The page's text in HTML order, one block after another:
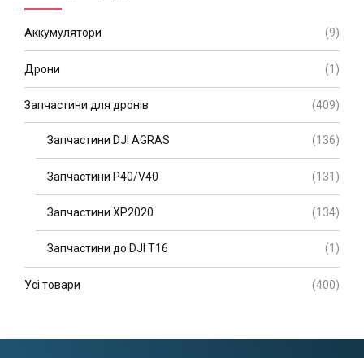
Аккумулятори (9)
Дрони (1)
Запчастини для дронів (409)
Запчастини DJI AGRAS (136)
Запчастини P40/V40 (131)
Запчастини XP2020 (134)
Запчастини до DJI T16 (1)
Усі товари (400)